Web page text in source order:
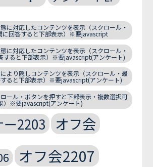
に対応したコンテンツを表示（スクロール・
に回答すると下部表示）※要javascript
に対応したコンテンツを表示（スクロール・
すると下部表示）※要javascript(アンケート)
より隠しコンテンツを表示（スクロール・最
ると下部表示）※要javascript(アンケート)
ール・ボタンを押すと下部表示・複数選択可
）※要javascript(アンケート)
2203 オフ会
オフ会2207